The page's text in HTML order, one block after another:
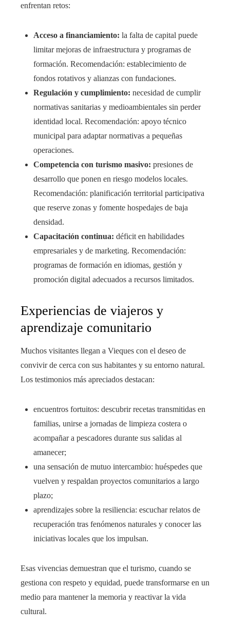
enfrentan retos:
Acceso a financiamiento: la falta de capital puede
limitar mejoras de infraestructura y programas de
formación. Recomendación: establecimiento de
fondos rotativos y alianzas con fundaciones.
Regulación y cumplimiento: necesidad de cumplir
normativas sanitarias y medioambientales sin perder
identidad local. Recomendación: apoyo técnico
municipal para adaptar normativas a pequeñas
operaciones.
Competencia con turismo masivo: presiones de
desarrollo que ponen en riesgo modelos locales.
Recomendación: planificación territorial participativa
que reserve zonas y fomente hospedajes de baja
densidad.
Capacitación continua: déficit en habilidades
empresariales y de marketing. Recomendación:
programas de formación en idiomas, gestión y
promoción digital adecuados a recursos limitados.
Experiencias de viajeros y
aprendizaje comunitario
Muchos visitantes llegan a Vieques con el deseo de
convivir de cerca con sus habitantes y su entorno natural.
Los testimonios más apreciados destacan:
encuentros fortuitos: descubrir recetas transmitidas en
familias, unirse a jornadas de limpieza costera o
acompañar a pescadores durante sus salidas al
amanecer;
una sensación de mutuo intercambio: huéspedes que
vuelven y respaldan proyectos comunitarios a largo
plazo;
aprendizajes sobre la resiliencia: escuchar relatos de
recuperación tras fenómenos naturales y conocer las
iniciativas locales que los impulsan.
Esas vivencias demuestran que el turismo, cuando se
gestiona con respeto y equidad, puede transformarse en un
medio para mantener la memoria y reactivar la vida
cultural.